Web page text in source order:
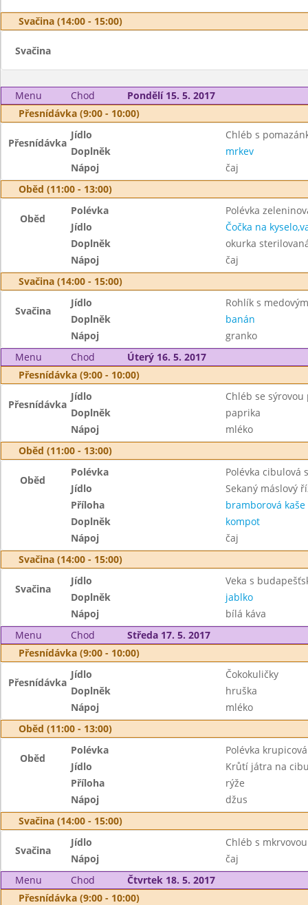
Svačina (14:00 - 15:00)
Svačina
Menu Chod
Pondělí 15. 5. 2017
Přesnídávka (9:00 - 10:00)
Přesnídávka
Jídlo
Chléb s
Doplněk
mrkev
Nápoj
čaj
Oběd (11:00 - 13:00)
Oběd
Polévka
Polévka
Jídlo
Čočka na
Doplněk
okurka
Nápoj
čaj
Svačina (14:00 - 15:00)
Svačina
Jídlo
Rohlík s
Doplněk
banán
Nápoj
granko
Menu
Chod
Úterý 16. 5. 2017
Přesnídávka (9:00 - 10:00)
Přesnídávka
Jídlo
Chléb se
Doplněk
paprika
Nápoj
mléko
Oběd (11:00 - 13:00)
Oběd
Polévka
Polévka cibulová
Jídlo
Sekaný máslový
Příloha
bramborová kaše
Doplněk
kompot
Nápoj
čaj
Svačina (14:00 - 15:00)
Svačina
Jídlo
Veka s
Doplněk
jablko
Nápoj
bílá káva
Menu
Chod
Středa 17. 5. 2017
Přesnídávka (9:00 - 10:00)
Přesnídávka
Jídlo
Čokokuličky
Doplněk
hruška
Nápoj
mléko
Oběd (11:00 - 13:00)
Oběd
Polévka
Polévka
Jídlo
Krůtí játra na
Příloha
rýže
Nápoj
džus
Svačina (14:00 - 15:00)
Svačina
Jídlo
Chléb s
Nápoj
čaj
Menu
Chod
Čtvrtek 18. 5. 2017
Přesnídávka (9:00 - 10:00)